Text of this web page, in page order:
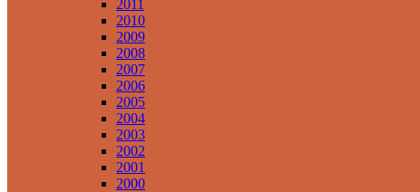
2011
2010
2009
2008
2007
2006
2005
2004
2003
2002
2001
2000